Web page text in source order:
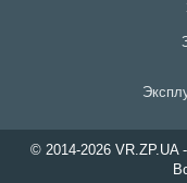
© 2014-2026 VR.ZP.UA